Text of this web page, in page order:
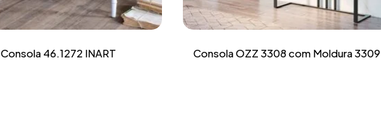
Consola 46.1272 INART Consola OZZ 3308 com Moldura 3309